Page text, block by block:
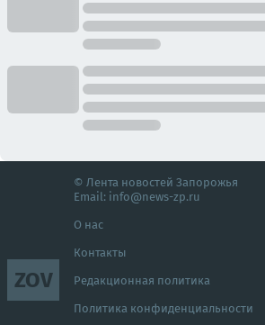
ZOV
© Лента новостей Запорожья
Email: info@news-zp.ru
О нас
Контакты
Редакционная политика
Политика конфиденциальности